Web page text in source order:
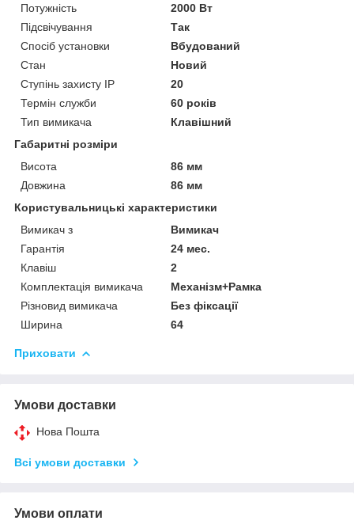
Потужність
2000 Вт
Підсвічування
Так
Спосіб установки
Вбудований
Стан
Новий
Ступінь захисту IP
20
Термін служби
60 років
Тип вимикача
Клавішний
Габаритні розміри
Висота
86 мм
Довжина
86 мм
Користувальницькі характеристики
Вимикач з
Вимикач
Гарантія
24 мес.
Клавіш
2
Комплектація вимикача
Механізм+Рамка
Різновид вимикача
Без фіксації
Ширина
64
Приховати
Умови доставки
Нова Пошта
Всі умови доставки
Умови оплати